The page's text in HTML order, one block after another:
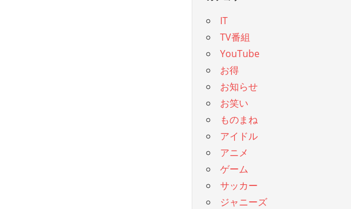
IT
TV番組
YouTube
お得
お知らせ
お笑い
ものまね
アイドル
アニメ
ゲーム
サッカー
ジャニーズ